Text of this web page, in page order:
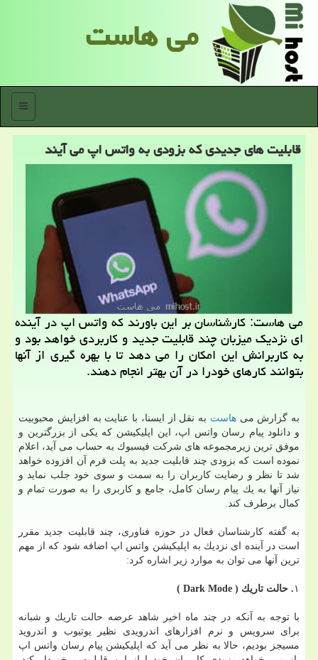
می هاست
منو
قابلیت های جدیدی كه بزودی به واتس اپ می آیند
می هاست: كارشناسان بر این باورند كه واتس اپ در آینده
ای نزدیك میزبان چند قابلیت جدید و كاربردی خواهد بود و
به كاربرانش این امكان را می دهد تا با بهره گیری از آنها
بتوانند كارهای خودرا در آن بهتر انجام دهند.
به گزارش میهاست به نقل از ایسنا، با عنایت به افزایش محبوبیت
و دانلود پیام رسان واتس اپ، این اپلیكیشن كه یكی از بزرگترین و
موفق ترین زیرمجموعه های شركت فیسبوك به حساب می آید، اعلام
نموده است كه بزودی چند قابلیت جدید به پلت فرم آن افزوده خواهد
شد تا نظر و رضایت كاربران را به سمت و سوی خود جلب نماید و
نیاز آنها به یك پیام رسان كامل، جامع و كاربری را به صورت تمام و
كمال برطرف كند.
به گفته كارشناسان فعال در حوزه فناوری، چند قابلیت جدید مقرر
است در آینده ای نزدیك به اپلیكیشن واتس اپ اضافه شود كه از مهم
ترین آنها می توان به موارد زیر اشاره كرد:
۱ . حالت تاریك ( Dark Mode )
با توجه به آنكه در چند ماه اخیر شاهد عرضه حالت تاریك و شبانه
برای سرویس و نرم افزارهای اندرویدی نظیر یوتیوب و اندروید
مسیجز بودیم، حالا به نظر می آید كه اپلیكیشن پیام رسان واتس اپ